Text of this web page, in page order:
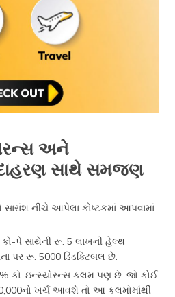
અને
સાથે સમજણ
સારાંશ નીચે આપેલા કોષ્ટકમાં આપવામાં
કો-પે સાથેની રૂ. 5 લાખની હેલ્થ
પર રૂ. 5000 ડિડક્ટિબલ છે.
કો-ઇન્સ્યોરન્સ કલમ પણ છે. જો કોઈ
ખર્ચ આવશે તો આ કલમોમાંથી